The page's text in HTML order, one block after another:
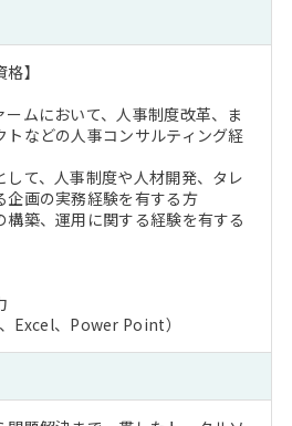
】
ームにおいて、人事制度改革、ま
トなどの人事コンサルティング経
して、人事制度や人材開発、タレ
企画の実務経験を有する方
構築、運用に関する経験を有する
Excel、Power Point）